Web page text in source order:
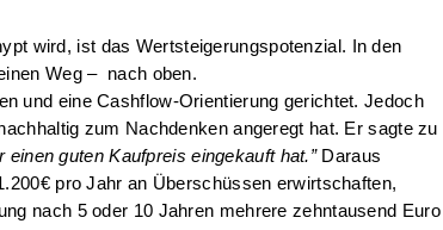
wird, ist das Wertsteigerungspotenzial. In den
Weg –  nach oben.
und eine Cashflow-Orientierung gerichtet. Jedoch
zum Nachdenken angeregt hat. Er sagte zu
guten Kaufpreis eingekauft hat.” Daraus
pro Jahr an Überschüssen erwirtschaften,
nach 5 oder 10 Jahren mehrere zehntausend Euro